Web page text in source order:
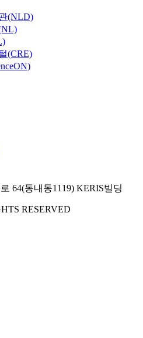
(NLD)
(CRE)
64(동내동1119) KERIS빌딩
RESERVED